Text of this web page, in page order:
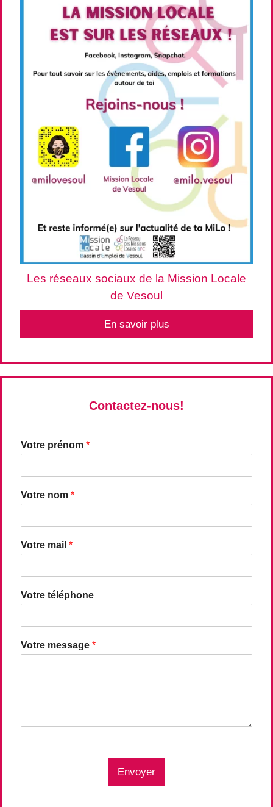
Les réseaux sociaux de la Mission Locale
de Vesoul
En savoir plus
Contactez-nous!
Votre prénom *
Votre nom *
Votre mail *
Votre téléphone
Votre message *
Envoyer